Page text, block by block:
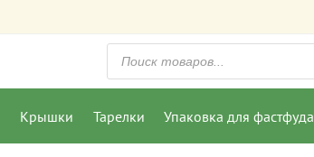
Крышки Тарелки Упаковка для фастфуда